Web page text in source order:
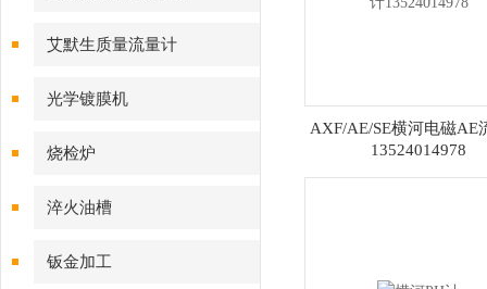
艾默生质量流量计
光学镀膜机
烧检炉
淬火油槽
钣金加工
AXF/AE/SE横河电磁AE
13524014978